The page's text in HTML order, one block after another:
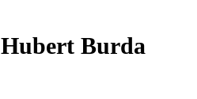
Hubert Burda